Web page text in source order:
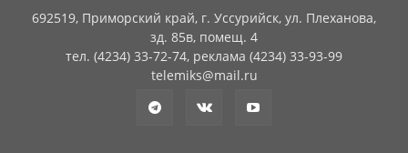
692519, Приморский край, г. Уссурийск, ул. Плеханова,
зд. 85в, помещ. 4
тел. (4234) 33-72-74, реклама (4234) 33-93-99
telemiks@mail.ru